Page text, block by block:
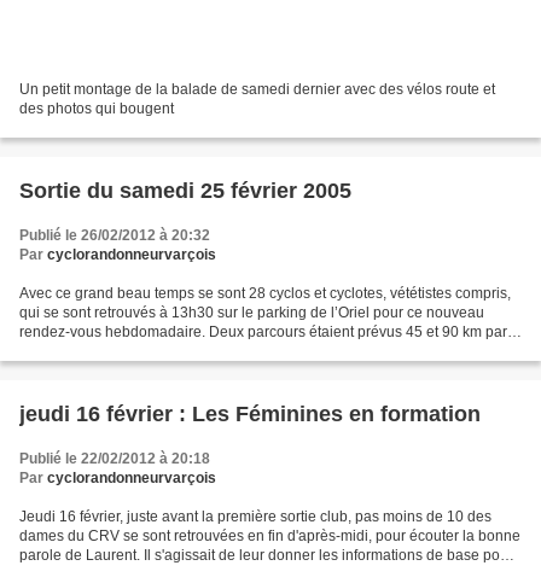
Un petit montage de la balade de samedi dernier avec des vélos route et
des photos qui bougent
Sortie du samedi 25 février 2005
Publié le 26/02/2012 à 20:32
Par cyclorandonneurvarçois
Avec ce grand beau temps se sont 28 cyclos et cyclotes, vététistes compris,
qui se sont retrouvés à 13h30 sur le parking de l’Oriel pour ce nouveau
rendez-vous hebdomadaire. Deux parcours étaient prévus 45 et 90 km par
jeudi 16 février : Les Féminines en formation
Publié le 22/02/2012 à 20:18
Par cyclorandonneurvarçois
Jeudi 16 février, juste avant la première sortie club, pas moins de 10 des
dames du CRV se sont retrouvées en fin d'après-midi, pour écouter la bonne
parole de Laurent. Il s'agissait de leur donner les informations de base pour